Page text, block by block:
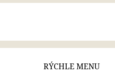
RÝCHLE MENU